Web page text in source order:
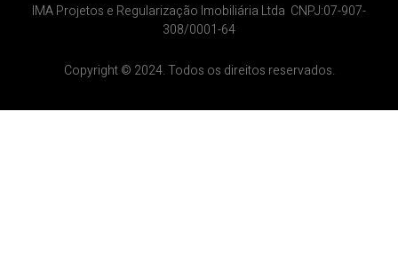
IMA Projetos e Regularização Imobiliária Ltda CNPJ:07-907-
308/0001-64
Copyright © 2024. Todos os direitos reservados.